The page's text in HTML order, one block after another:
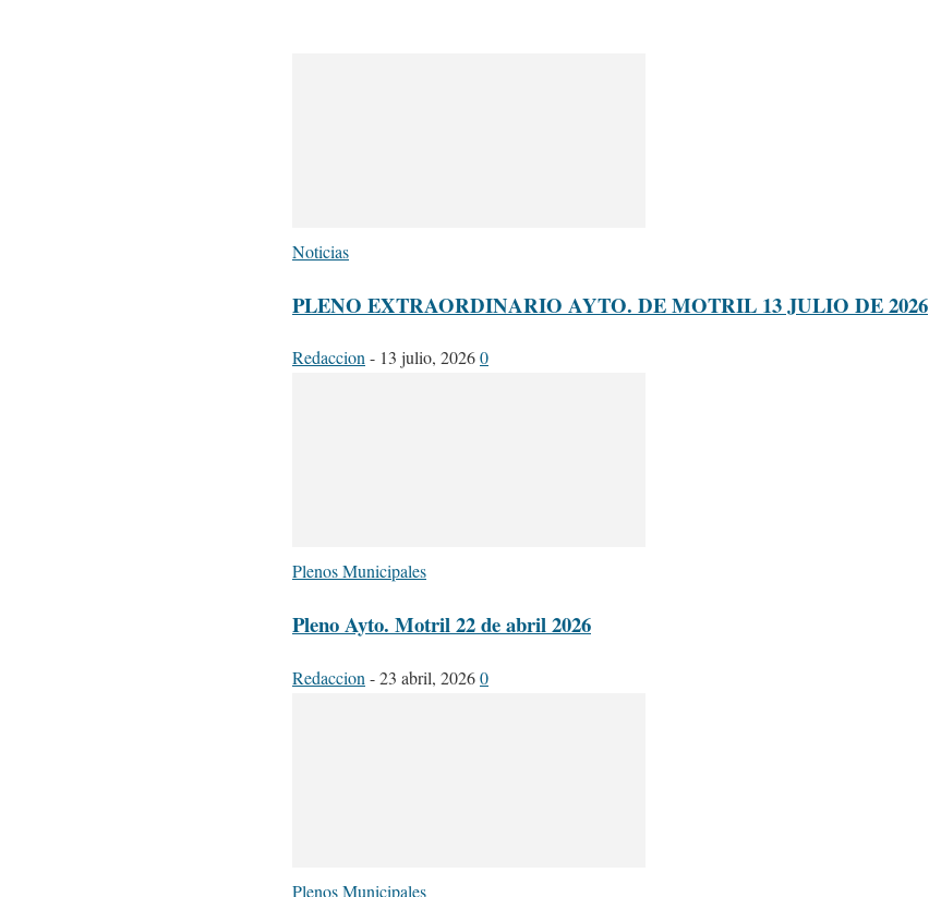
Noticias
PLENO EXTRAORDINARIO AYTO. DE MOTRIL 13 JULIO DE 2026
Redaccion- 13 julio, 20260
Plenos Municipales
Pleno Ayto. Motril 22 de abril 2026
Redaccion -23 abril, 20260
Plenos Municipales